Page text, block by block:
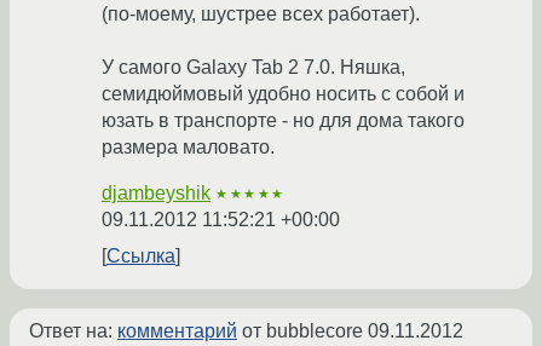
(по-моему, шустрее всех работает).
У самого Galaxy Tab 2 7.0. Няшка,
семидюймовый удобно носить с собой и
юзать в транспорте - но для дома такого
размера маловато.
djambeyshik ★★★★★
09.11.2012 11:52:21 +00:00
Ссылка
Ответ на: комментарий от bubblecore 09.11.2012